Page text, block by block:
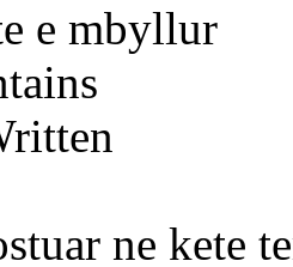
e mbyllur
ne kete